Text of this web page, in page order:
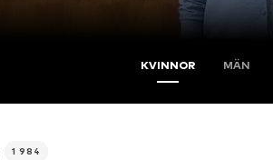
KVINNOR MÄN
1 984